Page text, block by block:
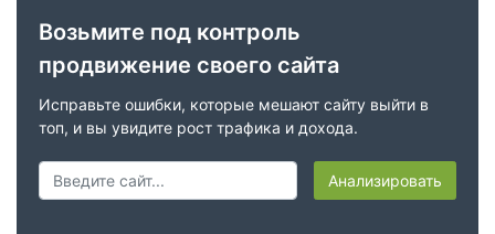
Возьмите под контроль
продвижение своего сайта
Исправьте ошибки, которые мешают сайту выйти в
топ, и вы увидите рост трафика и дохода.
Анализировать